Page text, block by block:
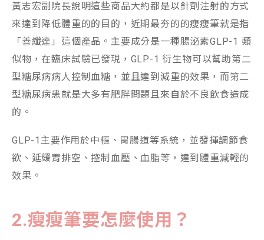
黃志宏副院長說明這些商品大約都是以針劑注射的方式
來達到降低體重的的目的，近期最夯的的瘦瘦筆就是指
「善纖達」這個產品。主要成分是一種腸泌素GLP-1 類
似物，在臨床試驗已發現，GLP-1 衍生物可以幫助第二
型糖尿病病人控制血糖，並且達到減重的效果，而第二
型糖尿病患就是大多有肥胖問題且來自於不良飲食造成
的。
GLP-1主要作用於中樞、胃腸道等系統，並發揮調節食
欲、延緩胃排空、控制血壓、血脂等，達到體重減輕的
效果。
2.瘦瘦筆要怎麼使用？